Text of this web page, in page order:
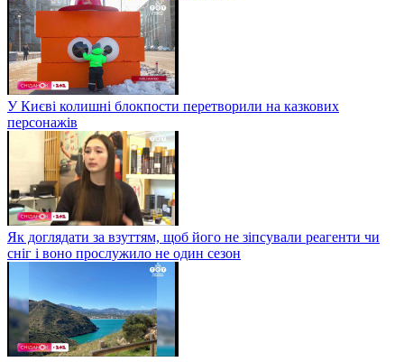
У Києві колишні блокпости перетворили на казкових
персонажів
Як доглядати за взуттям, щоб його не зіпсували реагенти чи
сніг і воно прослужило не один сезон